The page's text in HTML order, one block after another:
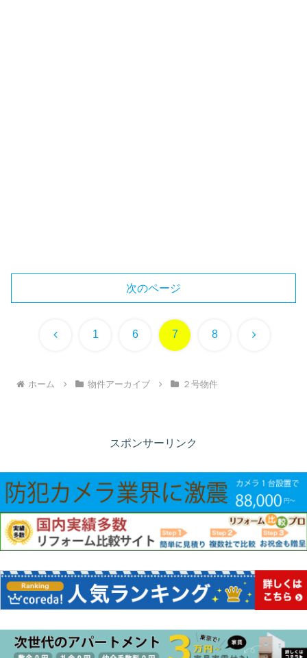
次のページ
前 1 6 7 8 次
ホーム 物件アーカイブ ２号物件
スポンサーリンク